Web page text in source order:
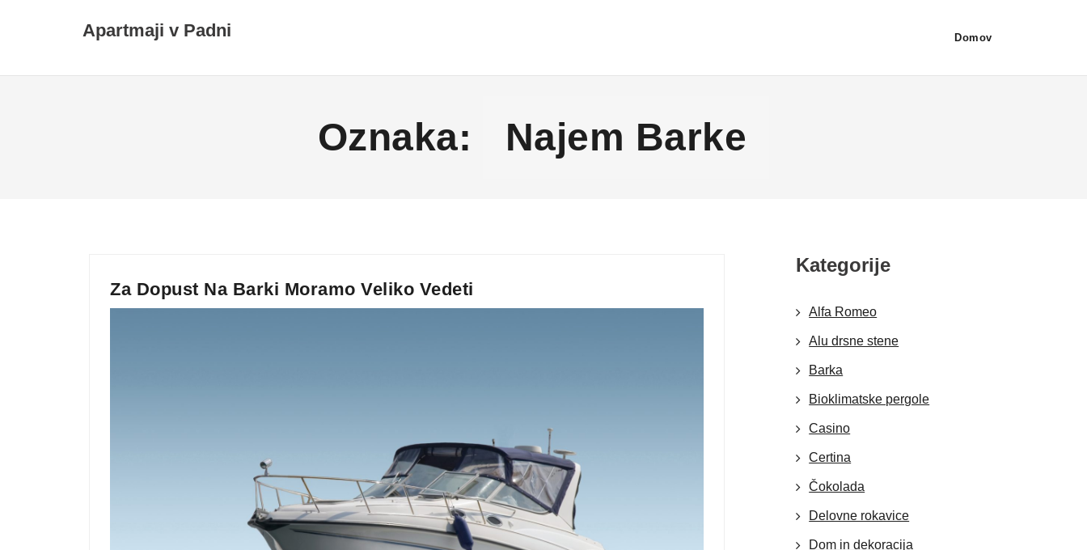
Apartmaji v Padni Domov
Oznaka: Najem Barke
Za Dopust Na Barki Moramo Veliko Vedeti
Kategorije
Alfa Romeo
Alu drsne stene
Barka
Bioklimatske pergole
Casino
Certina
Čokolada
Delovne rokavice
Dom in dekoracija